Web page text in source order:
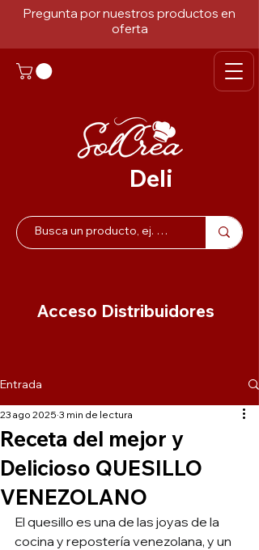
Pregunta por nuestros productos en
oferta
Deli
Acceso Distribuidores
Entrada
Receta del mejor y
Delicioso QUESILLO
VENEZOLANO
23 ago 2025 3 min de lectura
El quesillo es una de las joyas de la
cocina y repostería venezolana, y un